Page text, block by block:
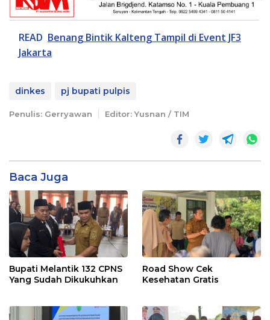
READ Benang Bintik Kalteng Tampil di Event JF3
Jakarta
dinkes pj bupati pulpis
Penulis: Gerryawan Editor: Yusnan / TIM
Baca Juga
Bupati Melantik 132 CPNS
Yang Sudah Dikukuhkan
Road Show Cek
Kesehatan Gratis